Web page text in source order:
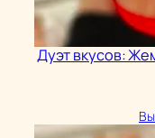
Дуэт вкусов: